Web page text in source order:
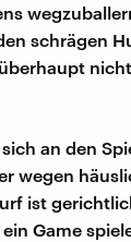
schrägen
an den
wegen
ist
Game